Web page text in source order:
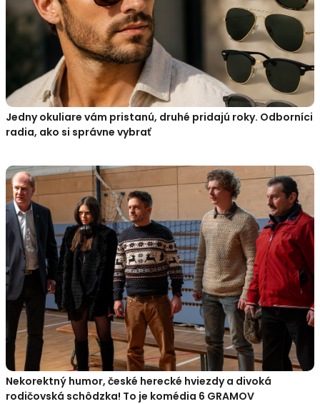
Jedny okuliare vám pristanú, druhé pridajú roky. Odborníci
radia, ako si správne vybrať
Nekorektný humor, české herecké hviezdy a divoká
rodičovská schôdzka! To je komédia 6 GRAMOV